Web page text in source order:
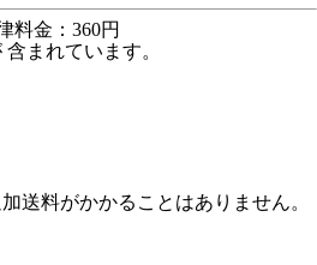
金：360円
まれています。
送料がかかることはありません。